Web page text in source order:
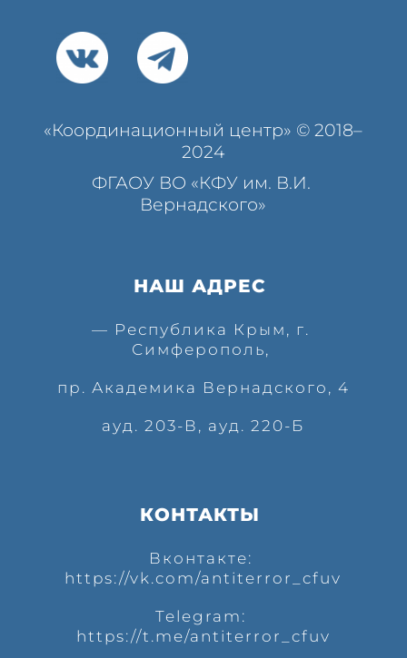
«Координационный центр» © 2018–
2024
ФГАОУ ВО «КФУ им. В.И.
Вернадского»
НАШ АДРЕС
— Республика Крым, г.
Симферополь,
пр. Академика Вернадского, 4
ауд. 203-В, ауд. 220-Б
КОНТАКТЫ
https://vk.com/antiterror_cfuv
https://t.me/antiterror_cfuv